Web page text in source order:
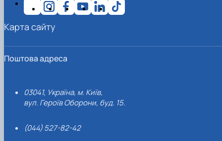
Поштова адреса
03041, Україна, м. Київ,
вул. Героїв Оборони, буд. 15.
(044) 527-82-42
Карта сайту